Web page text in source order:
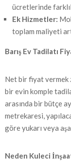
ücretlerinde
Ek Hizmetler:
toplam maliyeti
Barış Ev Tadilatı
Net bir fiyat vermek
bir evin komple
arasında bir bütçe
metrekaresi,
göre yukarı veya
Neden Kuleci